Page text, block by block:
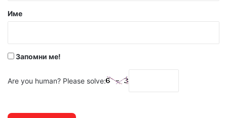
р
Име
Запомни ме!
Are you human? Please solve: